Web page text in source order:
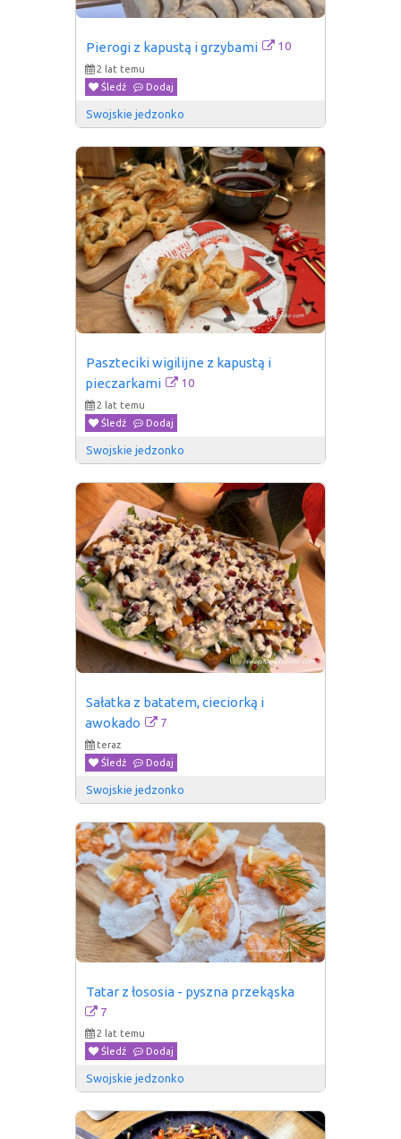
Pierogi z kapustą i grzybami 10
2 lat temu
Śledź
Dodaj
Swojskie jedzonko
Paszteciki wigilijne z kapustą i
pieczarkami
10
2 lat temu
Śledź
Dodaj
Swojskie jedzonko
Sałatka z batatem, cieciorką i
awokado
7
teraz
Śledź
Dodaj
Swojskie jedzonko
Tatar z łososia - pyszna przekąska
7
2 lat temu
Śledź
Dodaj
Swojskie jedzonko